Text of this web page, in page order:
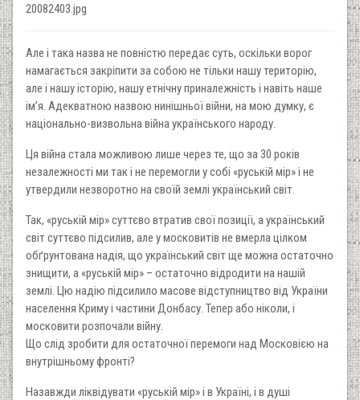
20082403.jpg
Але і така назва не повністю передає суть, оскільки ворог
намагається закріпити за собою не тільки нашу територію,
але і нашу історію, нашу етнічну приналежність і навіть наше
ім’я. Адекватною назвою нинішньої війни, на мою думку, є
національно-визвольна війна українського народу.
Ця війна стала можливою лише через те, що за 30 років
незалежності ми так і не перемогли у собі «руській мір» і не
утвердили незворотно на своїй землі український світ.
Так, «руській мір» суттєво втратив свої позиції, а український
світ суттєво підсилив, але у московитів не вмерла цілком
обґрунтована надія, що український світ ще можна остаточно
знищити, а «руській мір» – остаточно відродити на нашій
землі. Цю надію підсилило масове відступництво від України
населення Криму і частини Донбасу. Тепер або ніколи, і
московити розпочали війну.
Що слід зробити для остаточної перемоги над Московією на
внутрішньому фронті?
Назавжди ліквідувати «руській мір» і в Україні, і в душі